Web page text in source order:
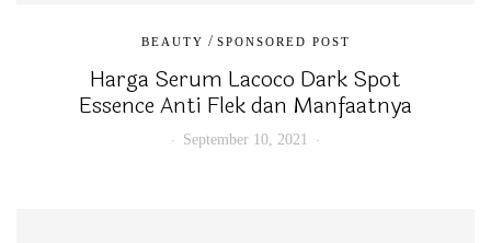
BEAUTY / SPONSORED POST
Harga Serum Lacoco Dark Spot
Essence Anti Flek dan Manfaatnya
September 10, 2021